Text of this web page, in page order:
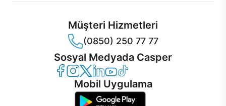
Müşteri Hizmetleri
(0850) 250 77 77
Sosyal Medyada Casper
Casper Facebook
Casper Instagram
Casper Twitter
Casper LinkedIn
Casper YouTube
Casper TikTok
Mobil Uygulama